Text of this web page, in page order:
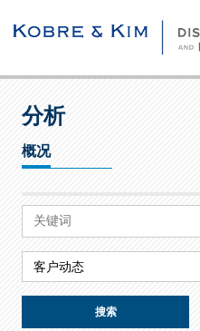
分析
概况